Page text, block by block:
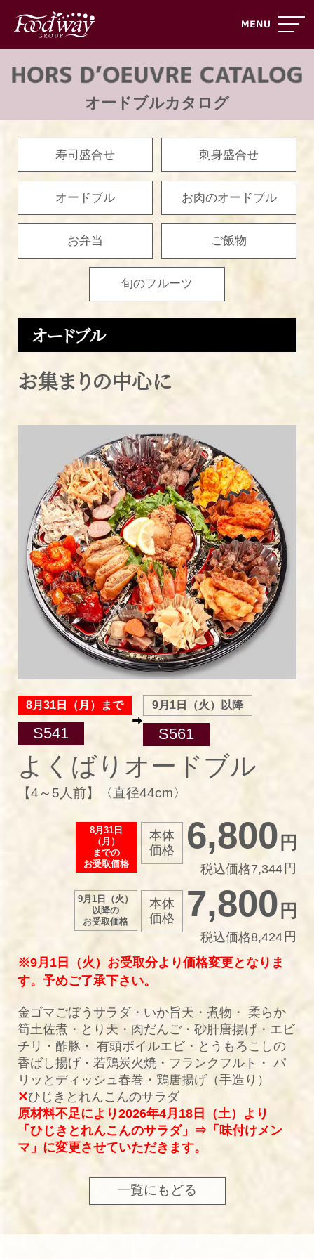
オードブルカタログ
寿司盛合せ 刺身盛合せ
オードブル お肉のオードブル
お弁当 ご飯物
旬のフルーツ
オードブル
お集まりの中心に
8月31日（月）まで
S541
9月1日（火）以降
S561
よくばりオードブル
【4～5人前】〈直径44cm〉
8月31日
（月）
までの
お受取価格
本体
価格
6,800
税込価格7,344
9月1日（火）
以降の
お受取価格
本体
価格
7,800
税込価格8,424
※9月1日（火）お受取分より価格変更となりま
す。予めご了承下さい。
金ゴマごぼうサラダ・いか旨天・煮物・ 柔らか
筍土佐煮・とり天・肉だんご・砂肝唐揚げ・エビ
チリ・酢豚・ 有頭ボイルエビ・とうもろこしの
香ばし揚げ・若鶏炭火焼・フランクフルト・ パ
リッとディッシュ春巻・鶏唐揚げ（手造り）
✕ひじきとれんこんのサラダ
原材料不足により2026年4月18日（土）より
「ひじきとれんこんのサラダ」⇒「味付けメン
マ」に変更させていただきます。
一覧にもどる